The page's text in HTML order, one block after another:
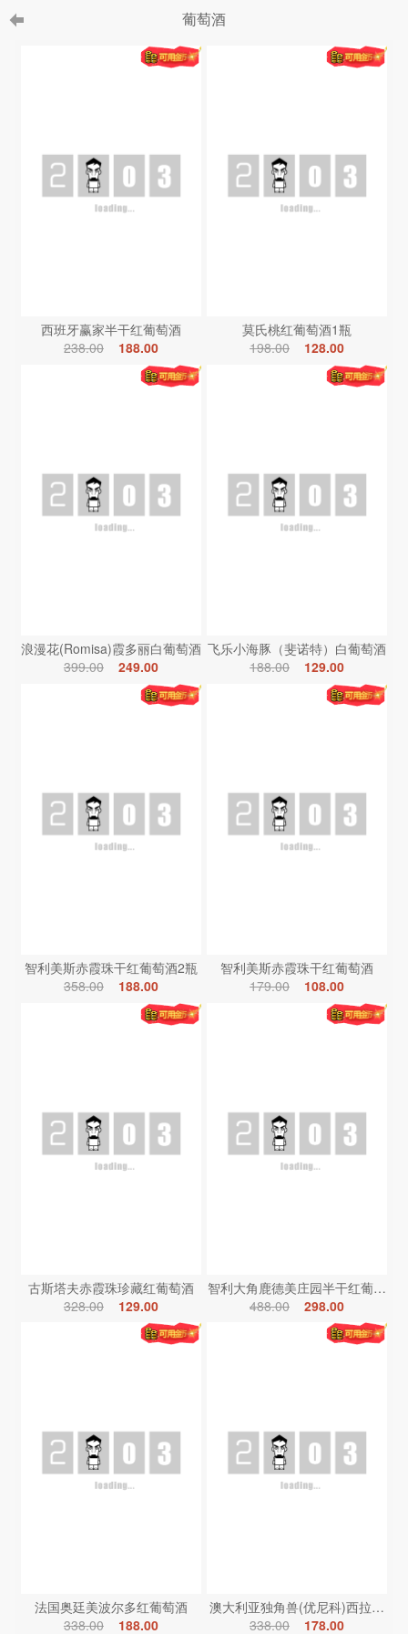
葡萄酒
西班牙赢家半干红葡萄酒
238.00
188.00
莫氏桃红葡萄酒1瓶
198.00
128.00
浪漫花(Romisa)霞多丽白葡萄酒
399.00
249.00
飞乐小海豚（斐诺特）白葡萄酒
188.00
129.00
智利美斯赤霞珠干红葡萄酒2瓶
358.00
188.00
智利美斯赤霞珠干红葡萄酒
179.00
108.00
古斯塔夫赤霞珠珍藏红葡萄酒
328.00
129.00
智利大角鹿德美庄园半干红葡萄酒
488.00
298.00
法国奥廷美波尔多红葡萄酒
338.00
188.00
澳大利亚独角兽(优尼科)西拉红葡
338.00
178.00